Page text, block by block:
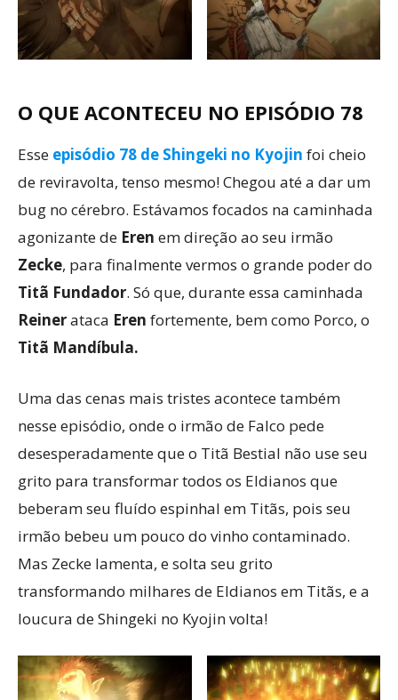
O QUE ACONTECEU NO EPISÓDIO 78
Esse episódio 78 de Shingeki no Kyojin foi cheio
de reviravolta, tenso mesmo! Chegou até a dar um
bug no cérebro. Estávamos focados na caminhada
agonizante de Eren em direção ao seu irmão
Zecke, para finalmente vermos o grande poder do
Titã Fundador. Só que, durante essa caminhada
Reinerataca Eren fortemente, bem como Porco, o
Titã Mandíbula.
Uma das cenas mais tristes acontece também
nesse episódio, onde o irmão de Falco pede
desesperadamente que o Titã Bestial não use seu
grito para transformar todos os Eldianos que
beberam seu fluído espinhal em Titãs, pois seu
irmão bebeu um pouco do vinho contaminado.
Mas Zecke lamenta, e solta seu grito
transformando milhares de Eldianos em Titãs, e a
loucura de Shingeki no Kyojin volta!